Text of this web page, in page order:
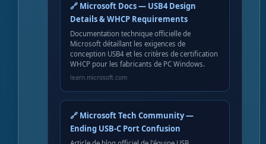
🔗 Microsoft Docs — USB4 Design
Details & WHCP Requirements
Documentation technique officielle de
Microsoft détaillant les exigences de
conception USB4 et les critères de certification
WHCP pour les fabricants de PC Windows.
learn.microsoft.com
🔗 Microsoft Tech Community —
Ending USB-C Port Confusion